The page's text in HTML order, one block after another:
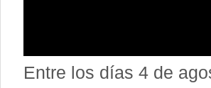
Entre los días 4 de